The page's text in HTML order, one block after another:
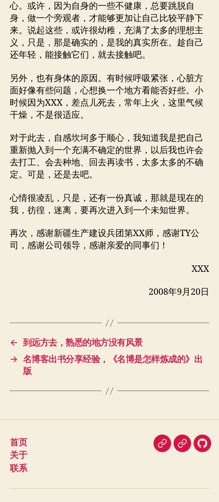
心。或许，因为自身的一些不健康，总要跳脱自
身，做一个旁观者，才能够更加让自己比较平静下
来。说起这些，或许很幼稚，充满了太多的理想主
义，只是，那是确实的，是我的真实所在。趁自己
还年轻，能接触它们，就去接触吧。
另外，也有身体的原因。有时候呼吸紧张，心脏方
面好像有些问题，心想换一个地方看能否好些。小
时候因为XXX，差点儿死去，常年上火，这里气候
干燥，不是很适应。
对于此去，自感坎坷多于顺心，我知道我是把自己
重新抛入到一个充满不确定的世界，以后我也许会
去打工、会去种地、回去再读书，太多太多的不确
定。可是，还是去吧。
心情很凌乱，只是，还有一份真诚，那就是现在的
我，彷徨，迷离，要再次进入到一个未知世界。
再次，感谢新疆生产建设兵团第XX师，感谢TY公
司，感谢公司领导，感谢亲爱的同事们！
XXX
2008年9月20日
← 到远方去，熟悉的地方没有风景
→ 名博客出书分享经验，《名博是怎样炼成的》出
版
首页
关于
联系
即
豆
我